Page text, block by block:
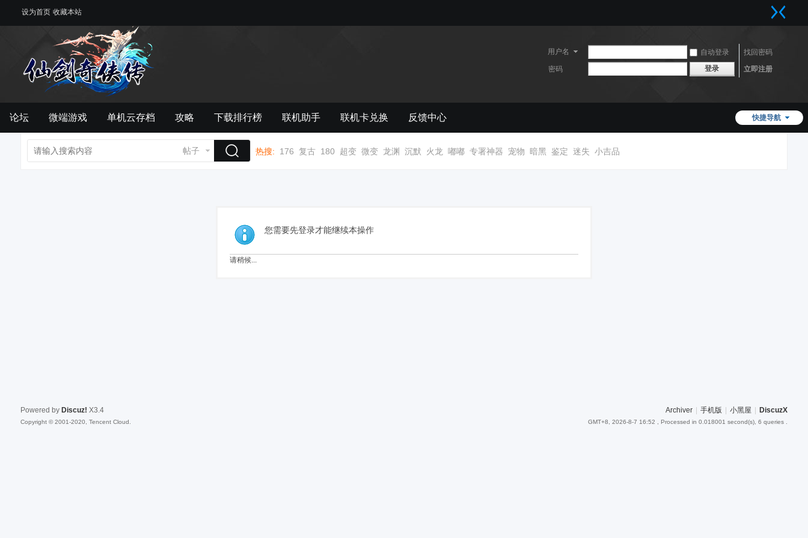
设为首页 收藏本站
用户名 自动登录
找回密码
密码
登录 立即注册
快捷导航
论坛 微端游戏 单机云存档 攻略 下载排行榜 联机助手 联机卡兑换 反馈中心
帖子 热搜: 176 复古 180 超变 微变 龙渊 沉默 火龙 嘟嘟 专署神器 宠物 暗黑 鉴定 迷失 小吉品
您需要先登录才能继续本操作
请稍候...
Archiver 手机版 小黑屋 DiscuzX
GMT+8, 2026-8-7 16:52 , Processed in 0.018001 second(s), 6 queries .
Powered by Discuz! X3.4
Copyright © 2001-2020, Tencent Cloud.